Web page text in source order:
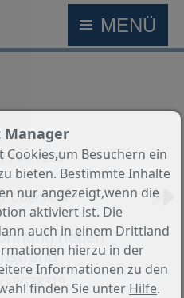
MENÜ
von 226
Übersicht
neben
PG38319
Manager
Cookies,um Besuchern ein
bieten. Bestimmte Inhalte
nur angezeigt,wenn die
aktiviert ist. Die
auch in einem Drittland
hierzu in der
Informationen zu den
finden Sie unter Hilfe.